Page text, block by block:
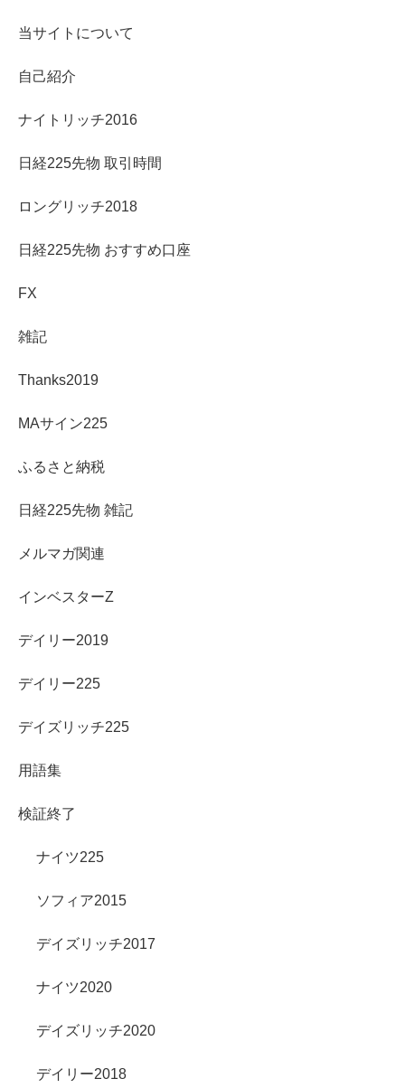
当サイトについて
自己紹介
ナイトリッチ2016
日経225先物 取引時間
ロングリッチ2018
日経225先物 おすすめ口座
FX
雑記
Thanks2019
MAサイン225
ふるさと納税
日経225先物 雑記
メルマガ関連
インベスターZ
デイリー2019
デイリー225
デイズリッチ225
用語集
検証終了
ナイツ225
ソフィア2015
デイズリッチ2017
ナイツ2020
デイズリッチ2020
デイリー2018